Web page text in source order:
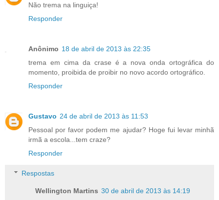
Não trema na linguiça!
Responder
Anônimo 18 de abril de 2013 às 22:35
trema em cima da crase é a nova onda ortográfica do
momento, proibida de proibir no novo acordo ortográfico.
Responder
Gustavo 24 de abril de 2013 às 11:53
Pessoal por favor podem me ajudar? Hoge fui levar minhã
irmã a escola...tem craze?
Responder
Respostas
Wellington Martins 30 de abril de 2013 às 14:19